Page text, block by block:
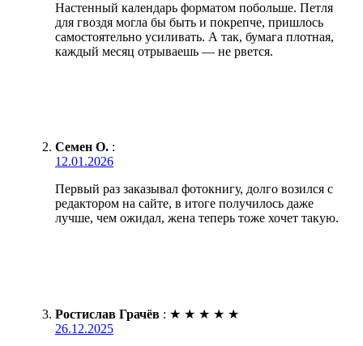
Настенный календарь форматом побольше. Петля
для гвоздя могла бы быть и покрепче, пришлось
самостоятельно усиливать. А так, бумага плотная,
каждый месяц отрываешь — не рвется.
Семен О. :
12.01.2026
Первый раз заказывал фотокнигу, долго возился с
редактором на сайте, в итоге получилось даже
лучше, чем ожидал, жена теперь тоже хочет такую.
Ростислав Грачёв : ★ ★ ★ ★ ★
26.12.2025